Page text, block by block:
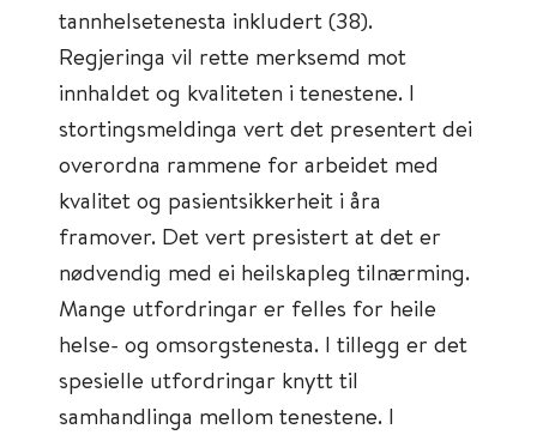
tannhelsetenesta inkludert (38).
Regjeringa vil rette merksemd mot
innhaldet og kvaliteten i tenestene. I
stortingsmeldinga vert det presentert dei
overordna rammene for arbeidet med
kvalitet og pasientsikkerheit i åra
framover. Det vert presistert at det er
nødvendig med ei heilskapleg tilnærming.
Mange utfordringar er felles for heile
helse- og omsorgstenesta. I tillegg er det
spesielle utfordringar knytt til
samhandlinga mellom tenestene. I